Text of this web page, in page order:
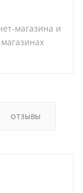
магазина и
ОТЗЫВЫ